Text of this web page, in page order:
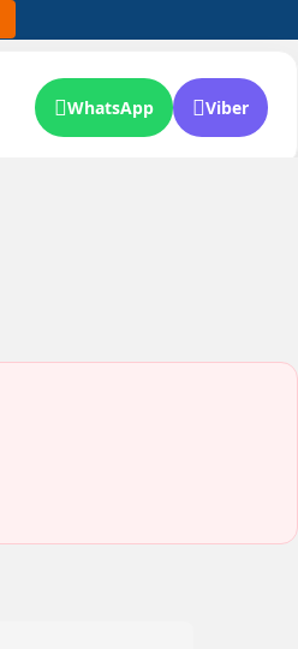
WhatsApp Viber